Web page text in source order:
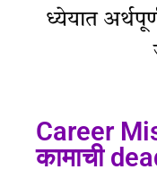
ध्येयात
Career
कामाची